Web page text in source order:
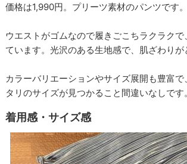
価格は1,990円。プリーツ素材のパンツです。
ウエストがゴムなので履きごこちラクラク
ています。光沢のある生地感で、肌ざわりが
カラーバリエーションやサイズ展開も豊富で
タリのサイズが見つかること間違いなしです。
着用感・サイズ感